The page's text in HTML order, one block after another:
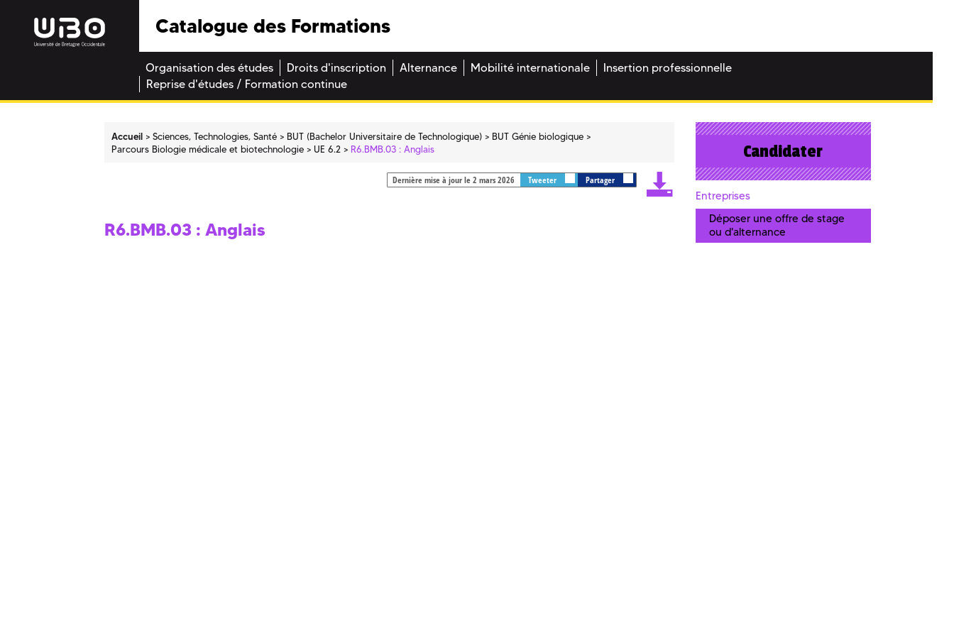
Catalogue des Formations
Organisation des études Droits d'inscription Alternance Mobilité internationale
Insertion professionnelle
Reprise d'études / Formation continue
Accueil Sciences, Technologies, Santé BUT (Bachelor Universitaire de Technologique)
BUT Génie biologique
Parcours Biologie médicale et biotechnologie
UE 6.2 R6.BMB.03 : Anglais
Dernière mise à jour le 2 mars 2026 Tweeter Partager
R6.BMB.03 : Anglais
Candidater
Entreprises
Déposer une offre de stage
ou d'alternance